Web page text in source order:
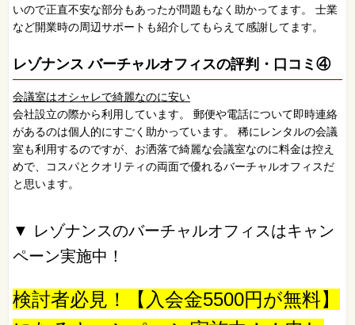
いので正直不安な部分もあったが問題もなく助かってます。 士業
など開業時の周辺サポートも紹介してもらえて感謝してます。
レゾナンス バーチャルオフィスの評判・口コミ④
会議室はオシャレで綺麗なのに安い
会社設立の際から利用しています。 郵便や電話について即時連絡
があるのは個人的にすごく助かっています。 稀にレンタルの会議
室も利用するのですが、お洒落で綺麗な会議室なのに料金は控え
めで、コスパとクオリティの両面で優れるバーチャルオフィスだ
と思います。
▼ レゾナンスのバーチャルオフィスはキャン
ペーン実施中！
検討者必見！【入会金5500円が無料】